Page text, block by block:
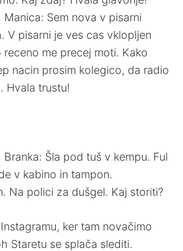
Manica: Sem nova v pisarni
V pisarni je ves cas vklopljen
receno me precej moti. Kako
nacin prosim kolegico, da radio
Hvala trustu!
Branka: Šla pod tuš v kempu. Ful
v kabino in tampon.
Na polici za dušgel. Kaj storiti?
ker tam novačimo
Staretu se splača slediti.